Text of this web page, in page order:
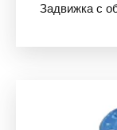
Задвижка с